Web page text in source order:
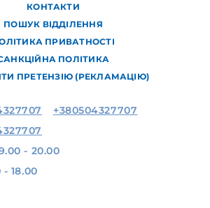
КОНТАКТИ
ПОШУК ВІДДІЛЕННЯ
ПРИВАТНОСТІ
ПОЛІТИКА
ПРЕТЕНЗІЮ (РЕКЛАМАЦІЮ)
+380504327707
- 20.00
18.00